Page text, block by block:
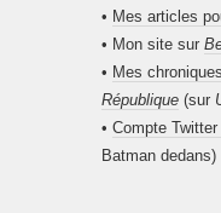
• Mes articles
• Mon site sur
• Mes
République (sur
• Compte Twitter
Batman dedans)